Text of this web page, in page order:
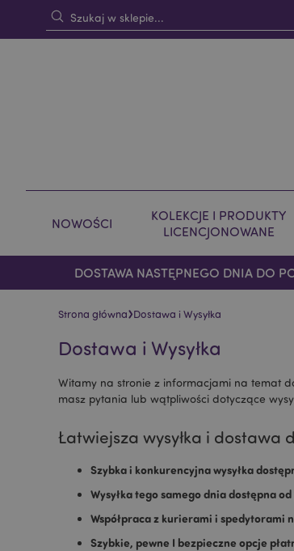
NOWOŚCI
KOLEKCJE I PRODUKTY
LICENCJONOWANE
DOSTAWA NASTĘPNEGO DNIA DO
Strona główna›Dostawa i Wysyłka
Dostawa i Wysyłka
Witamy na stronie z informacjami na temat
masz pytania lub wątpliwości dotyczące
Łatwiejsza wysyłka i dostawa
Szybka i konkurencyjna wysyłka
Wysyłka tego samego dnia dostępna
Współpraca z kurierami i spedytorami
Szybkie, pewne I bezpieczne opcje